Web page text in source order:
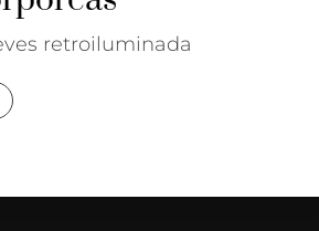
retroiluminada